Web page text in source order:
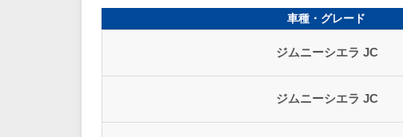
車種・グレード
ジムニーシエラ JC
ジムニーシエラ JC